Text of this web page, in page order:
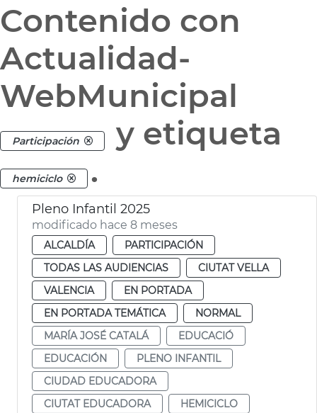
Contenido con
Actualidad-
WebMunicipal
Participación y etiqueta
hemiciclo .
Pleno Infantil 2025
modificado hace 8 meses
ALCALDÍA
PARTICIPACIÓN
TODAS LAS AUDIENCIAS
CIUTAT VELLA
VALENCIA
EN PORTADA
EN PORTADA TEMÁTICA
NORMAL
MARÍA JOSÉ CATALÁ
EDUCACIÓ
EDUCACIÓN
PLENO INFANTIL
CIUDAD EDUCADORA
CIUTAT EDUCADORA
HEMICICLO